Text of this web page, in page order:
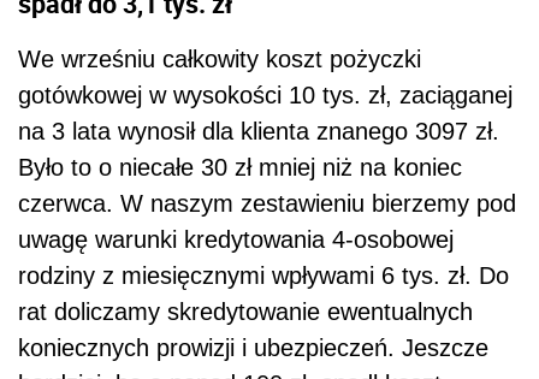
We wrześniu całkowity koszt pożyczki
gotówkowej w wysokości 10 tys. zł, zaciąganej
na 3 lata wynosił dla klienta znanego 3097 zł.
Było to o niecałe 30 zł mniej niż na koniec
czerwca. W naszym zestawieniu bierzemy pod
uwagę warunki kredytowania 4-osobowej
rodziny z miesięcznymi wpływami 6 tys. zł. Do
rat doliczamy skredytowanie ewentualnych
koniecznych prowizji i ubezpieczeń. Jeszcze